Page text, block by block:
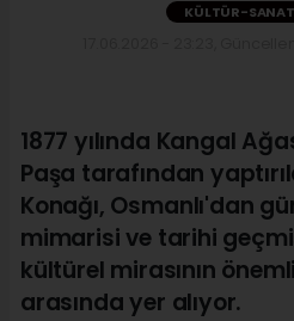
KÜLTÜR-
1877 yılında Kangal
Paşa tarafından
Konağı, Osmanlı'dan
mimarisi ve tarihi
kültürel mirasının
arasında yer alıyor.